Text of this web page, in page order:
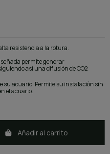
resistencia a la rotura.
permite generar
así una difusión de CO2
su acuario. Permite su instalación sin
el acuario.
Añadir al carrito